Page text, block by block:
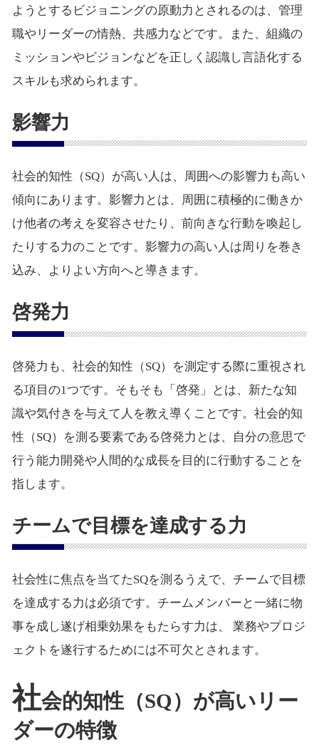
ようとするビジョニングの原動力とされるのは、管理
職やリーダーの情熱、共感力などです。また、組織の
ミッションやビジョンなどを正しく認識し言語化する
スキルも求められます。
影響力
社会的知性（SQ）が高い人は、周囲への影響力も高い
傾向にあります。影響力とは、周囲に積極的に働きか
け他者の考えを変容させたり、前向きな行動を喚起し
たりする力のことです。影響力の高い人は周りを巻き
込み、よりよい方向へと導きます。
啓発力
啓発力も、社会的知性（SQ）を測定する際に重視され
る項目の1つです。そもそも「啓発」とは、新たな知
識や気付きを与えて人を教え導くことです。社会的知
性（SQ）を測る要素である啓発力とは、自分の意思で
行う能力開発や人間的な成長を目的に行動することを
指します。
チームで目標を達成する力
社会性に焦点を当てたSQを測るうえで、チームで目標
を達成する力は必須です。チームメンバーと一緒に物
事を成し遂げ相乗効果をもたらす力は、 業務やプロジ
ェクトを遂行するためには不可欠とされます。
社会的知性（SQ）が高いリー
ダーの特徴